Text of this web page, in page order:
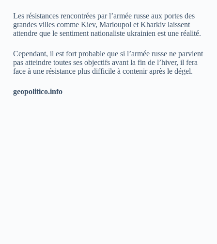
Les résistances rencontrées par l’armée russe aux portes des
grandes villes comme Kiev, Marioupol et Kharkiv laissent
attendre que le sentiment nationaliste ukrainien est une réalité.
Cependant, il est fort probable que si l’armée russe ne parvient
pas atteindre toutes ses objectifs avant la fin de l’hiver, il fera
face à une résistance plus difficile à contenir après le dégel.
geopolitico.info